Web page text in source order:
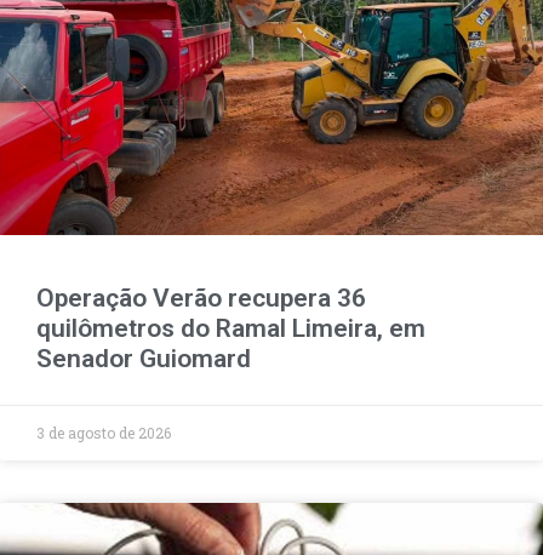
Operação Verão recupera 36
quilômetros do Ramal Limeira, em
Senador Guiomard
3 de agosto de 2026